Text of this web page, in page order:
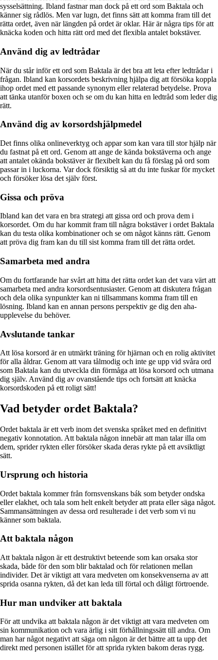
sysselsättning. Ibland fastnar man dock på ett ord som Baktala och
känner sig rådlös. Men var lugn, det finns sätt att komma fram till det
rätta ordet, även när längden på ordet är oklar. Här är några tips för att
knäcka koden och hitta rätt ord med det flexibla antalet bokstäver.
Använd dig av ledtrådar
När du står inför ett ord som Baktala är det bra att leta efter ledtrådar i
frågan. Ibland kan korsordets beskrivning hjälpa dig att försöka koppla
ihop ordet med ett passande synonym eller relaterad betydelse. Prova
att tänka utanför boxen och se om du kan hitta en ledtråd som leder dig
rätt.
Använd dig av korsordshjälpmedel
Det finns olika onlineverktyg och appar som kan vara till stor hjälp när
du fastnat på ett ord. Genom att ange de kända bokstäverna och ange
att antalet okända bokstäver är flexibelt kan du få förslag på ord som
passar in i luckorna. Var dock försiktig så att du inte fuskar för mycket
och försöker lösa det själv först.
Gissa och pröva
Ibland kan det vara en bra strategi att gissa ord och prova dem i
korsordet. Om du har kommit fram till några bokstäver i ordet Baktala
kan du testa olika kombinationer och se om något känns rätt. Genom
att pröva dig fram kan du till sist komma fram till det rätta ordet.
Samarbeta med andra
Om du fortfarande har svårt att hitta det rätta ordet kan det vara värt att
samarbeta med andra korsordsentusiaster. Genom att diskutera frågan
och dela olika synpunkter kan ni tillsammans komma fram till en
lösning. Ibland kan en annan persons perspektiv ge dig den aha-
upplevelse du behöver.
Avslutande tankar
Att lösa korsord är en utmärkt träning för hjärnan och en rolig aktivitet
för alla åldrar. Genom att vara tålmodig och inte ge upp vid svåra ord
som Baktala kan du utveckla din förmåga att lösa korsord och utmana
dig själv. Använd dig av ovanstående tips och fortsätt att knäcka
korsordskoden på ett roligt sätt!
Vad betyder ordet Baktala?
Ordet baktala är ett verb inom det svenska språket med en definitivt
negativ konnotation. Att baktala någon innebär att man talar illa om
dem, sprider rykten eller försöker skada deras rykte på ett avsiktligt
sätt.
Ursprung och historia
Ordet baktala kommer från fornsvenskans bák som betyder ondska
eller elakhet, och tala som helt enkelt betyder att prata eller säga något.
Sammansättningen av dessa ord resulterade i det verb som vi nu
känner som baktala.
Att baktala någon
Att baktala någon är ett destruktivt beteende som kan orsaka stor
skada, både för den som blir baktalad och för relationen mellan
individer. Det är viktigt att vara medveten om konsekvenserna av att
sprida osanna rykten, då det kan leda till förtal och dåligt förtroende.
Hur man undviker att baktala
För att undvika att baktala någon är det viktigt att vara medveten om
sin kommunikation och vara ärlig i sitt förhållningssätt till andra. Om
man har något negativt att säga om någon är det bättre att ta upp det
direkt med personen istället för att sprida rykten bakom deras rygg.